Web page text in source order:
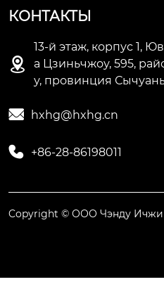
КОНТАКТЫ

13-й этаж, корпус 1,
а Цзиньчжоу, 595,
у, провинция
 hxhg@hxhg.cn
 +86-28-86198011
Copyright © ООО Чэнду Ичжи